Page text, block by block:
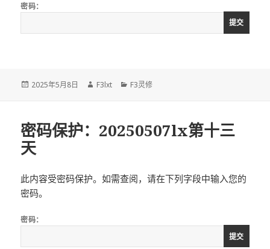
密码：
发
2025年5月8日
作
F3lxt
分
F3灵修
密码保护：20250507lx第十三
天
此内容受密码保护。如需查阅，请在下列字段中输入您的
密码。
密码：